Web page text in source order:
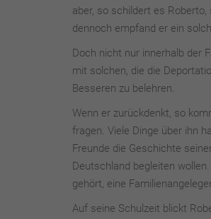
aber, so schildert es
dennoch empfand er ein
Doch nicht nur innerhalb der
mit solchen, die die
Besseren zu belehren.
Wenn er zurückdenkt, so
fragen. Viele Dinge über ihn
Freunde die Geschichte
Deutschland begleiten
gehört, eine
Auf seine Schulzeit blickt